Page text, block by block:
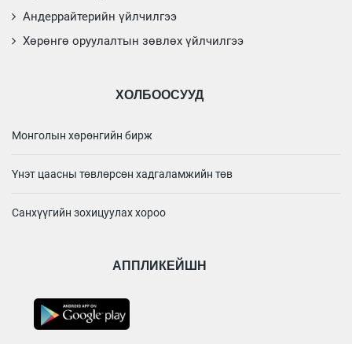
Андеррайтерийн үйлчилгээ
Хөрөнгө оруулалтын зөвлөх үйлчилгээ
ХОЛБООСУУД
Монголын хөрөнгийн бирж
Үнэт цаасны төвлөрсөн хадгаламжийн төв
Санхүүгийн зохицуулах хороо
АППЛИКЕЙШН